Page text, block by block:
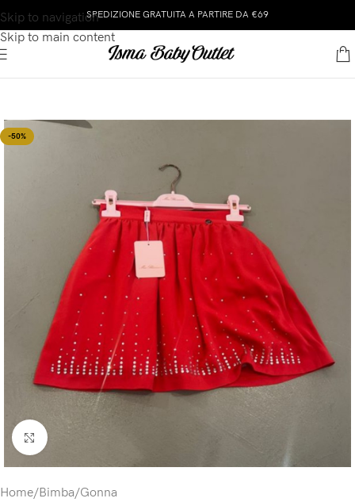
Skip to navigation
Skip to main content
SPEDIZIONE GRATUITA A PARTIRE DA €69
-50%
Click to enlarge
Home/Bimba/Gonna